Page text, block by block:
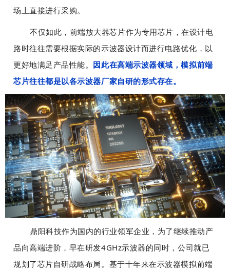
场上直接进行采购。
不仅如此，前端放大器芯片作为专用芯片，在设计电
路时往往需要根据实际的示波器设计而进行电路优化，以
更好地满足产品性能。 因此在高端示波器领域，模拟前端
芯片往往都是以各示波器厂家自研的形式存在。
鼎阳科技作为国内的行业领军企业，为了继续推动产
品向高端进阶，早在研发4GHz示波器的同时，公司就已
规划了芯片自研战略布局。基于十年来在示波器模拟前端